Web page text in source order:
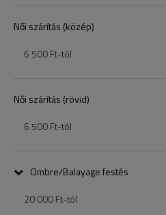
Női szárítás (közép)
6 500 Ft-tól
Női szárítás (rövid)
6 500 Ft-tól
Ombre/Balayage festés
20 000 Ft-tól